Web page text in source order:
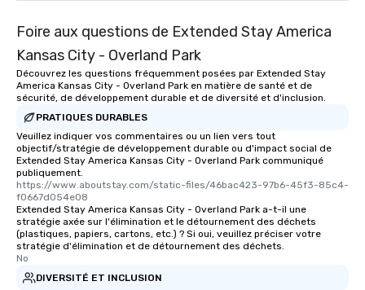
Foire aux questions de Extended Stay America
Kansas City - Overland Park
Découvrez les questions fréquemment posées par Extended Stay
America Kansas City - Overland Park en matière de santé et de
sécurité, de développement durable et de diversité et d'inclusion.
PRATIQUES DURABLES
Veuillez indiquer vos commentaires ou un lien vers tout
objectif/stratégie de développement durable ou d'impact social de
Extended Stay America Kansas City - Overland Park communiqué
publiquement.
https://www.aboutstay.com/static-files/46bac423-97b6-45f3-85c4-
f0667d054e08
Extended Stay America Kansas City - Overland Park a-t-il une
stratégie axée sur l'élimination et le détournement des déchets
(plastiques, papiers, cartons, etc.) ? Si oui, veuillez préciser votre
stratégie d'élimination et de détournement des déchets.
No
DIVERSITÉ ET INCLUSION